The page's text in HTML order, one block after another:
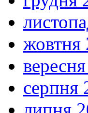
жовтня
серпня